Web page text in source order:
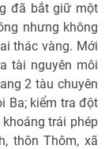
đã bắt giữ một
nhưng không
thác vàng. Mới
tài nguyên môi
2 tàu chuyên
Ba; kiểm tra đột
trái phép
thôn Thôm, xã